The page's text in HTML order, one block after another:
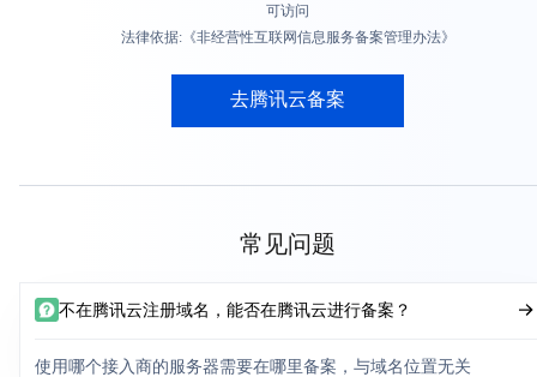
可访问
法律依据:《非经营性互联网信息服务备案管理办法》
去腾讯云备案
常见问题
不在腾讯云注册域名，能否在腾讯云进行备案？
使用哪个接入商的服务器需要在哪里备案，与域名位置无关